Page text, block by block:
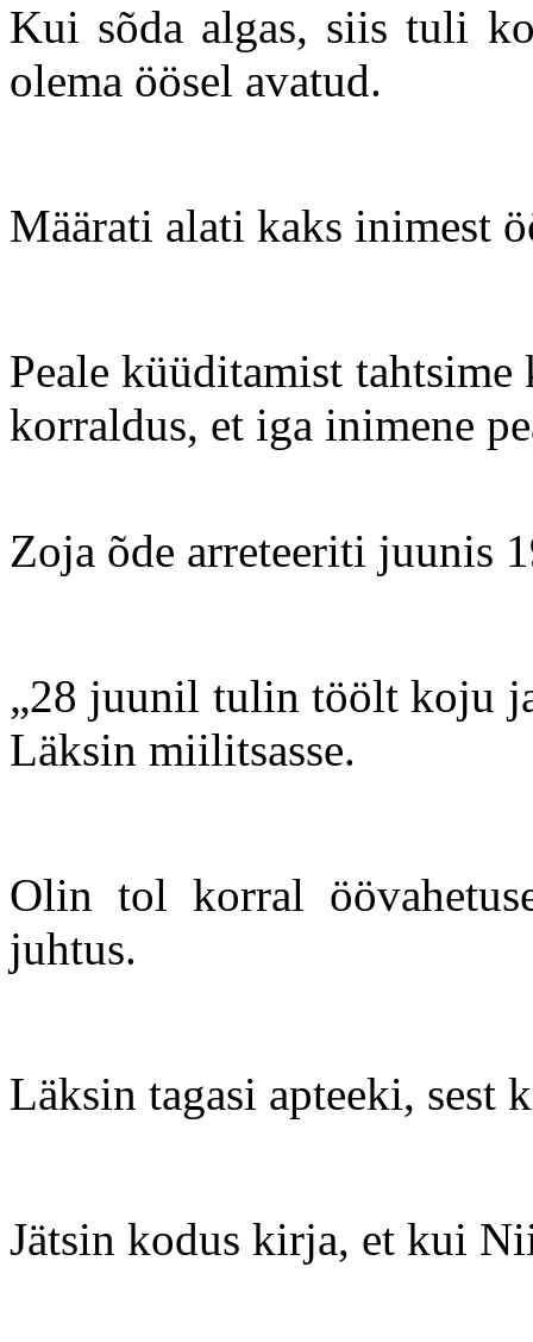
Kui sõda algas, siis tuli
olema öösel avatud.
Määrati alati kaks inimest
Peale küüditamist
korraldus, et iga inimene
Zoja õde arreteeriti juunis
„28 juunil tulin töölt koju
Läksin miilitsasse.
Olin tol korral
juhtus.
Läksin tagasi apteeki, sest
Jätsin kodus kirja, et kui